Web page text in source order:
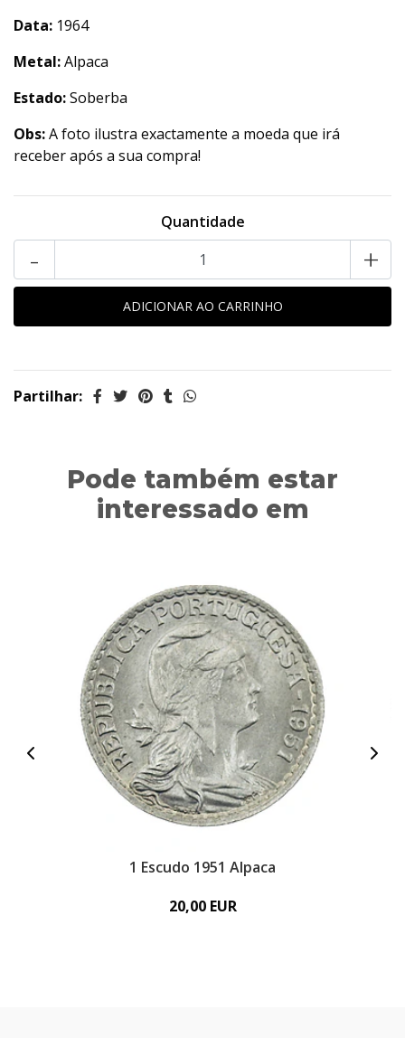
Data: 1964
Metal:Alpaca
Estado:Soberba
Obs:A foto ilustra exactamente a moeda que irá
receber após a sua compra!
Quantidade
- +
Partilhar:
Pode também estar
interessado em
1 Escudo 1951 Alpaca
20,00 EUR